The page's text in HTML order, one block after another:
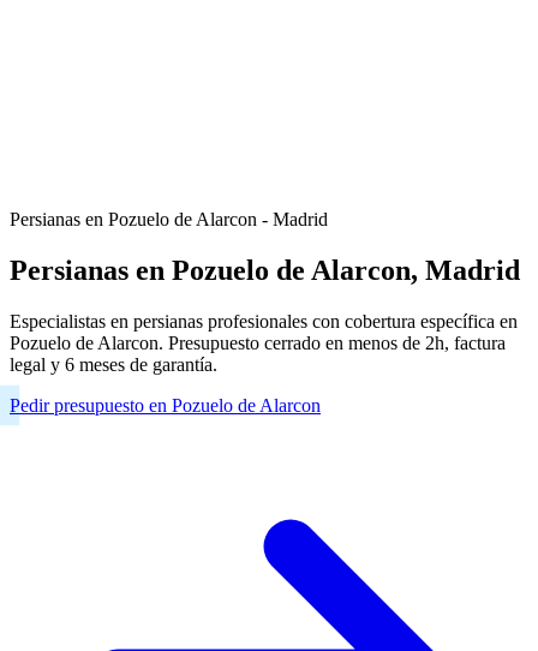
Persianas en Pozuelo de Alarcon - Madrid
Persianas en Pozuelo de Alarcon, Madrid
Especialistas en persianas profesionales con cobertura específica en
Pozuelo de Alarcon. Presupuesto cerrado en menos de 2h, factura
legal y 6 meses de garantía.
Pedir presupuesto en Pozuelo de Alarcon